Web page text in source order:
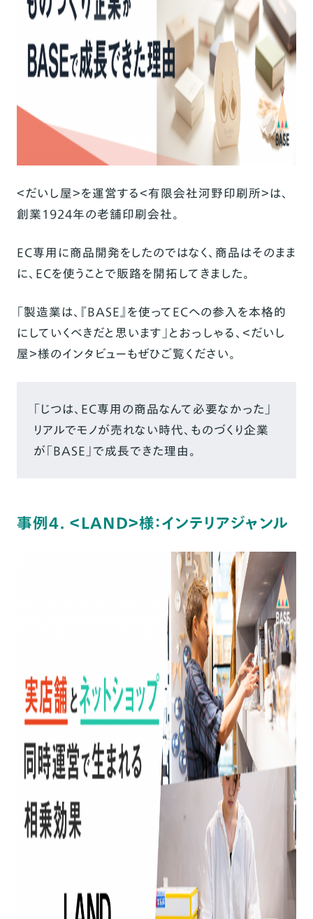
＜だいし屋＞を運営する＜有限会社河野印刷所＞は、
創業1924年の老舗印刷会社。
EC専用に商品開発をしたのではなく、商品はそのまま
に、ECを使うことで販路を開拓してきました。
「製造業は、『BASE』を使ってECへの参入を本格的
にしていくべきだと思います」とおっしゃる、＜だいし
屋＞様のインタビューもぜひご覧ください。
「じつは、EC専用の商品なんて必要なかった」
リアルでモノが売れない時代、ものづくり企業
が「BASE」で成長できた理由。
事例4. ＜LAND＞様：インテリアジャンル